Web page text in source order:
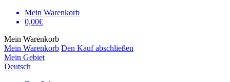
Mein Warenkorb
0,00€
Mein Warenkorb
Mein Warenkorb Den Kauf abschließen
Mein Gebiet
Deutsch